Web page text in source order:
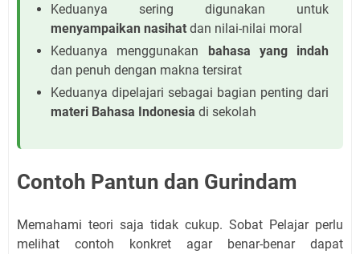
Keduanya sering digunakan untuk
menyampaikan nasihat dan nilai-nilai moral
Keduanya menggunakan bahasa yang indah
dan penuh dengan makna tersirat
Keduanya dipelajari sebagai bagian penting dari
materi Bahasa Indonesia di sekolah
Contoh Pantun dan Gurindam
Memahami teori saja tidak cukup. Sobat Pelajar perlu
melihat contoh konkret agar benar-benar dapat